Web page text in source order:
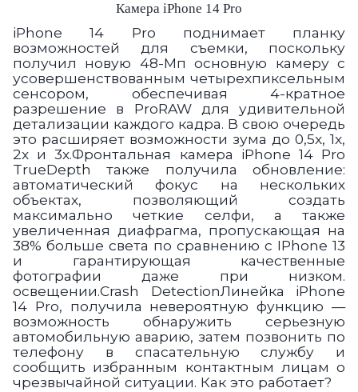
Камера iPhone 14 Pro
iPhone 14 Pro поднимает планку
возможностей для съемки, поскольку
получил новую 48-Мп основную камеру с
усовершенствованным четырехпиксельным
сенсором, обеспечивая 4-кратное
разрешение в ProRAW для удивительной
детализации каждого кадра. В свою очередь
это расширяет возможности зума до 0,5x, 1x,
2x и 3x.Фронтальная камера iPhone 14 Pro
TrueDepth также получила обновление:
автоматический фокус на нескольких
объектах, позволяющий создать
максимально четкие селфи, а также
увеличенная диафрагма, пропускающая на
38% больше света по сравнению c IPhone 13
и гарантирующая качественные
фотографии даже при низком.
освещении.Crash DetectionЛинейка iPhone
14 Pro, получила невероятную функцию —
возможность обнаружить серьезную
автомобильную аварию, затем позвонить по
телефону в спасательную службу и
сообщить избранным контактным лицам о
чрезвычайной ситуации. Как это работает?